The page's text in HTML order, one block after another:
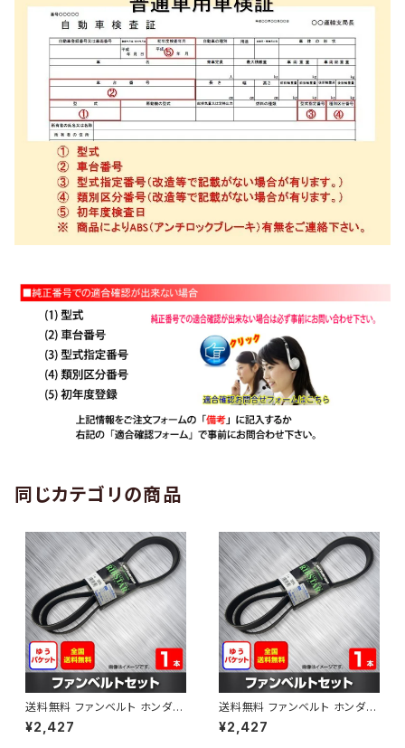
同じカテゴリの商品
送料無料 ファンベルト ホンダ
ゼスト 型式JE1 H18.03～H24.
11 （国内トップメーカー） 1本 H
¥2,427
送料無料 ファンベルト ホンダ ラ
イフ 型式JB6 H15.09～H20.1
1 （国内トップメーカー） 1本 HA
¥2,427